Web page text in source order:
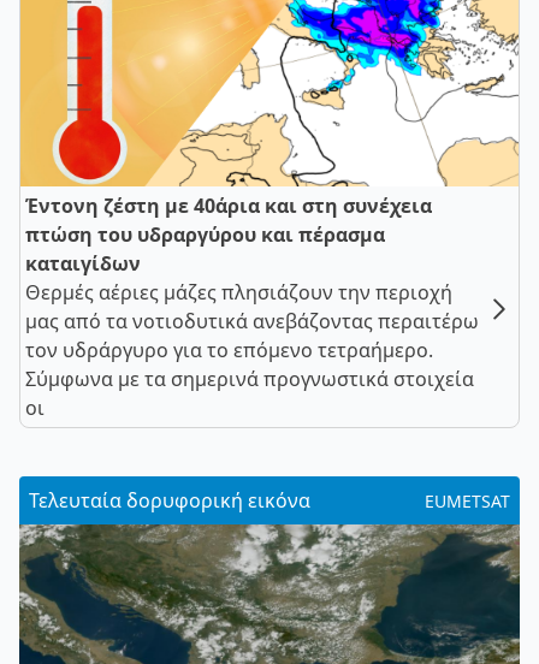
Έντονη ζέστη με 40άρια και στη συνέχεια
πτώση του υδραργύρου και πέρασμα
καταιγίδων
Θερμές αέριες μάζες πλησιάζουν την περιοχή
μας από τα νοτιοδυτικά ανεβάζοντας περαιτέρω
τον υδράργυρο για το επόμενο τετραήμερο.
Σύμφωνα με τα σημερινά προγνωστικά στοιχεία
οι
Τελευταία δορυφορική εικόνα EUMETSAT